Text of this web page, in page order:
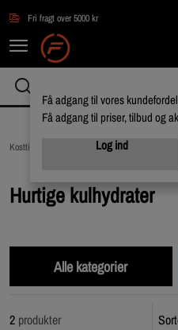
Fri fragt over 5000 kr
Få adgang til vores
Få adgang til priser, tilbud og
Log ind
Kosttilskud / Kulhydrater /Hurtige kulhydrater
Hurtige kulhydrater
Alle kategorier
2 produkter